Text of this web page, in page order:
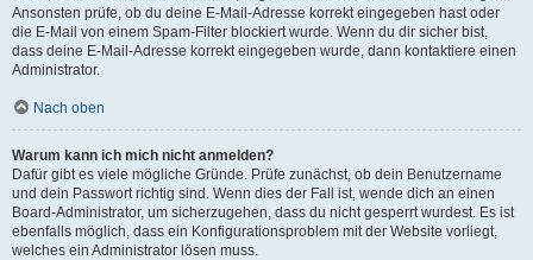
Ansonsten prüfe, ob du deine E-Mail-Adresse korrekt eingegeben hast oder
die E-Mail von einem Spam-Filter blockiert wurde. Wenn du dir sicher bist,
dass deine E-Mail-Adresse korrekt eingegeben wurde, dann kontaktiere einen
Administrator.
Nach oben
Warum kann ich mich nicht anmelden?
Dafür gibt es viele mögliche Gründe. Prüfe zunächst, ob dein Benutzername
und dein Passwort richtig sind. Wenn dies der Fall ist, wende dich an einen
Board-Administrator, um sicherzugehen, dass du nicht gesperrt wurdest. Es ist
ebenfalls möglich, dass ein Konfigurationsproblem mit der Website vorliegt,
welches ein Administrator lösen muss.